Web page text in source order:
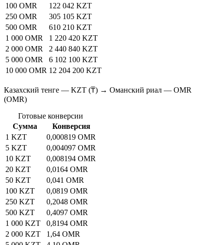
100 OMR
122 042 KZT
250 OMR
305 105 KZT
500 OMR
610 210 KZT
1 000 OMR
1 220 420 KZT
2 000 OMR
2 440 840 KZT
5 000 OMR
6 102 100 KZT
10 000 OMR 12 204 200 KZT
Казахский тенге — KZT (₸) → Оманский риал — OMR
(OMR)
Готовые конверсии
Сумма
Конверсия
1 KZT
0,000819 OMR
5 KZT
0,004097 OMR
10 KZT
0,008194 OMR
20 KZT
0,0164 OMR
50 KZT
0,041 OMR
100 KZT
0,0819 OMR
250 KZT
0,2048 OMR
500 KZT
0,4097 OMR
1 000 KZT
0,8194 OMR
2 000 KZT
1,64 OMR